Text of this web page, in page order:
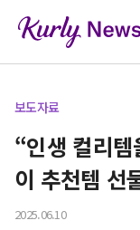
보도자료
“인생 컬리
이 추천템 선
2025.06.10